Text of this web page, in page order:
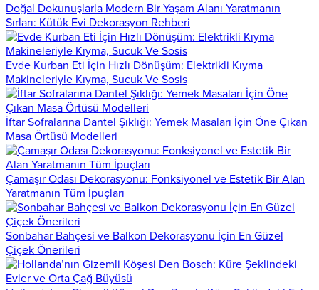
Doğal Dokunuşlarla Modern Bir Yaşam Alanı Yaratmanın
Sırları: Kütük Evi Dekorasyon Rehberi
Evde Kurban Eti İçin Hızlı Dönüşüm: Elektrikli Kıyma
Makineleriyle Kıyma, Sucuk Ve Sosis
İftar Sofralarına Dantel Şıklığı: Yemek Masaları İçin Öne Çıkan
Masa Örtüsü Modelleri
Çamaşır Odası Dekorasyonu: Fonksiyonel ve Estetik Bir Alan
Yaratmanın Tüm İpuçları
Sonbahar Bahçesi ve Balkon Dekorasyonu İçin En Güzel
Çiçek Önerileri